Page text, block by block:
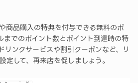
果的な運用方法
アルで確認しよう
商品購入の特典を付与できる無料のポ
までのポイント数とポイント到達時の特
リンクサービスや割引クーポンなど、リ
定して、再来店を促しましょう。